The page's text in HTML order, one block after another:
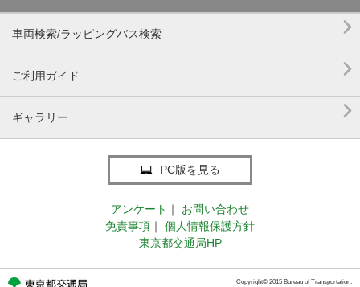
車両検索/ラッピングバス検索 
ご利用ガイド 
ギャラリー 
PC版を見る
アンケート ｜
お問い合わせ
免責事項 ｜
個人情報保護方針
東京都交通局HP
Copyright© 2015 Bureau of Transportation.